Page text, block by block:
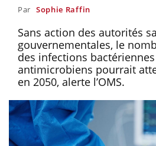
Par Sophie Raffin
Sans action des autorités
gouvernementales, le
des infections
antimicrobiens pourrait
en 2050, alerte l’OMS.